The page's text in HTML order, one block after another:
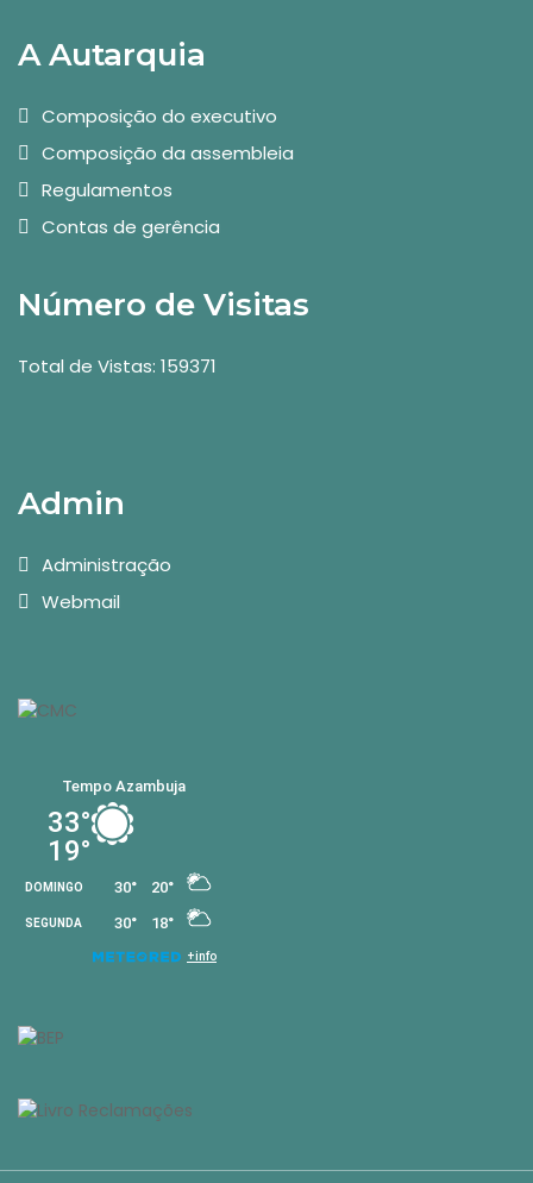
A Autarquia
Composição do executivo
Composição da assembleia
Regulamentos
Contas de gerência
Número de Visitas
Total de Vistas: 159371
Admin
Administração
Webmail